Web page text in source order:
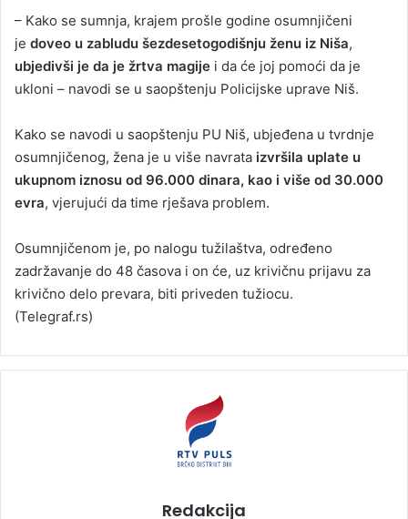
i
l
– Kako se sumnja, krajem prošle godine osumnjičeni
je doveo u zabludu šezdesetogodišnju ženu iz Niša,
ubjedivši je da je žrtva magije i da će joj pomoći da je
ukloni – navodi se u saopštenju Policijske uprave Niš.
Kako se navodi u saopštenju PU Niš, ubjeđena u tvrdnje
osumnjičenog, žena je u više navrata izvršila uplate u
ukupnom iznosu od 96.000 dinara, kao i više od 30.000
evra, vjerujući da time rješava problem.
Osumnjičenom je, po nalogu tužilaštva, određeno
zadržavanje do 48 časova i on će, uz krivičnu prijavu za
krivično delo prevara, biti priveden tužiocu.
(Telegraf.rs)
Redakcija